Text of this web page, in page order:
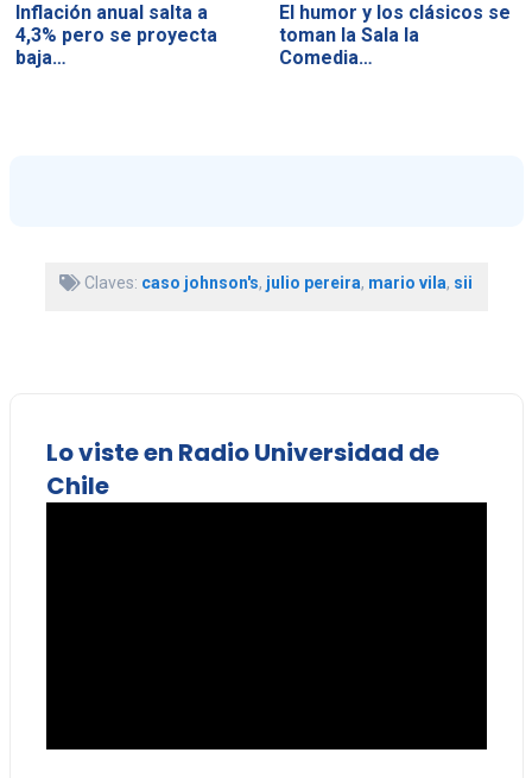
Inflación anual salta a
4,3% pero se proyecta
baja…
El humor y los clásicos se
toman la Sala la
Comedia…
Claves: caso johnson's, julio pereira, mario vila, sii
Lo viste en Radio Universidad de
Chile